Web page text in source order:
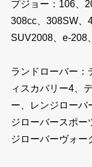
プジョー：106、
308cc、308SW、
SUV2008、e-
ランドローバー：
ィスカバリー4、
ー、レンジローバ
ジローバースポー
ジローバーヴォ